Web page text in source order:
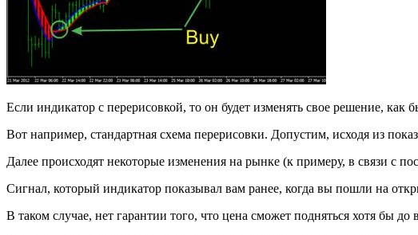
Если индикатор с перерисовкой, то он будет изменять свое решение,
Вот например, стандартная схема перерисовки. Допустим, исходя из
Далее происходят некоторые изменения на рынке (к примеру, в связи с
Сигнал, который индикатор показывал вам ранее, когда вы пошли на
В таком случае, нет гарантии того, что цена сможет подняться хотя бы